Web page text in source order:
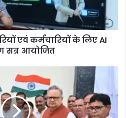
एवं कर्मचारियों के लिए AI
सत्र आयोजित